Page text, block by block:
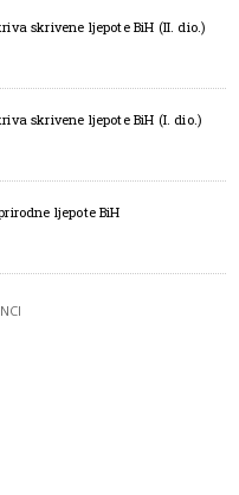
skrivene ljepote BiH (II. dio.)
skrivene ljepote BiH (I. dio.)
ljepote BiH